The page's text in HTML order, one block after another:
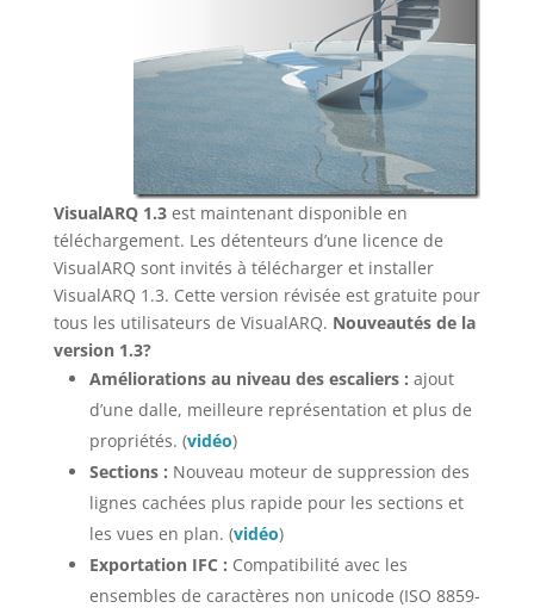
VisualARQ 1.3est maintenant disponible en
téléchargement. Les détenteurs d’une licence de
VisualARQ sont invités à télécharger et installer
VisualARQ 1.3. Cette version révisée est gratuite pour
tous les utilisateurs de VisualARQ. Nouveautés de la
version 1.3?
Améliorations au niveau des escaliers : ajout
d’une dalle, meilleure représentation et plus de
propriétés. (vidéo)
Sections : Nouveau moteur de suppression des
lignes cachées plus rapide pour les sections et
les vues en plan. (vidéo)
Exportation IFC : Compatibilité avec les
ensembles de caractères non unicode (ISO 8859-